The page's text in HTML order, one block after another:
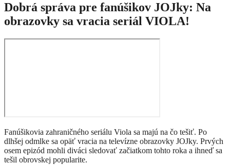
Dobrá správa pre fanúšikov JOJky: Na
obrazovky sa vracia seriál VIOLA!
Fanúšikovia zahraničného seriálu Viola sa majú na čo tešiť. Po
dlhšej odmlke sa opäť vracia na televízne obrazovky JOJky. Prvých
osem epizód mohli diváci sledovať začiatkom tohto roka a ihneď sa
tešil obrovskej popularite.